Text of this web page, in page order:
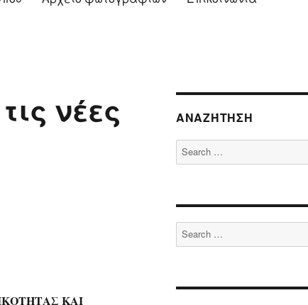
νέες
ΚΑΙ
ΑΝΑΖΉΤΗΣΗ
Search
for:
Search
for: